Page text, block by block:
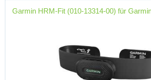
Garmin HRM-Fit (010-13314-00) für